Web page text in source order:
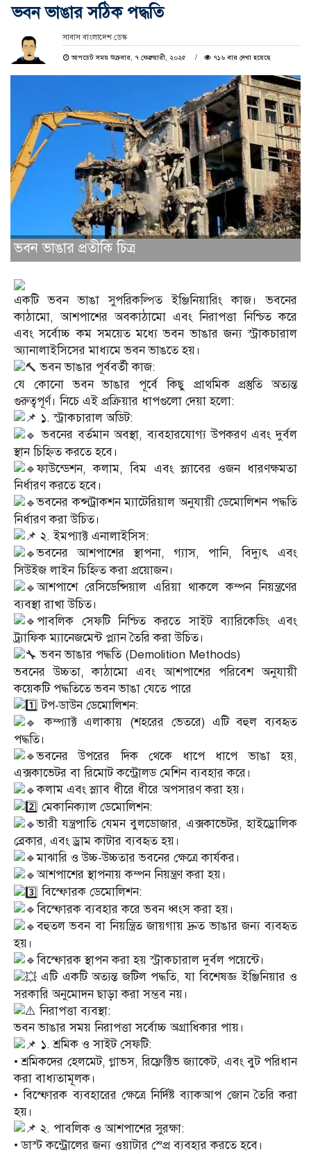
ভবন ভাঙার সঠিক পদ্ধতি
সাবাস বাংলাদেশ ডেস্ক
আপডেট সময় শুক্রবার, ৭ ফেব্রুয়ারী, ২০২৫ ৭১৬ বার দেখা হয়েছে
ভবন ভাঙার প্রতীকি চিত্র
একটি ভবন ভাঙা সুপরিকল্পিত ইঞ্জিনিয়ারিং কাজ। ভবনের
কাঠামো, আশপাশের অবকাঠামো এবং নিরাপত্তা নিশ্চিত করে
এবং সর্বোচ্চ কম সময়েত মধ্যে ভবন ভাঙার জন্য স্ট্রাকচারাল
অ্যানালাইসিসের মাধ্যমে ভবন ভাঙতে হয়।
ভবন ভাঙার পূর্ববর্তী কাজ:
যে কোনো ভবন ভাঙার পূর্বে কিছু প্রাথমিক প্রস্তুতি অত্যন্ত
গুরুত্বপূর্ণ। নিচে এই প্রক্রিয়ার ধাপগুলো দেয়া হলো:
১. স্ট্রাকচারাল অডিট:
ভবনের বর্তমান অবস্থা, ব্যবহারযোগ্য উপকরণ এবং দুর্বল
স্থান চিহ্নিত করতে হবে।
ফাউন্ডেশন, কলাম, বিম এবং স্ল্যাবের ওজন ধারণক্ষমতা
নির্ধারণ করতে হবে।
ভবনের কন্সট্রাকশন ম্যাটেরিয়াল অনুযায়ী ডেমোলিশন পদ্ধতি
নির্ধারণ করা উচিত।
২. ইমপ্যাক্ট এনালাইসিস:
ভবনের আশপাশের স্থাপনা, গ্যাস, পানি, বিদ্যুৎ এবং
সিউইজ লাইন চিহ্নিত করা প্রয়োজন।
আশপাশে রেসিডেন্সিয়াল এরিয়া থাকলে কম্পন নিয়ন্ত্রণের
ব্যবস্থা রাখা উচিত।
পাবলিক সেফটি নিশ্চিত করতে সাইট ব্যারিকেডিং এবং
ট্র্যাফিক ম্যানেজমেন্ট প্ল্যান তৈরি করা উচিত।
ভবন ভাঙার পদ্ধতি (Demolition Methods)
ভবনের উচ্চতা, কাঠামো এবং আশপাশের পরিবেশ অনুযায়ী
কয়েকটি পদ্ধতিতে ভবন ভাঙা যেতে পারে
টপ-ডাউন ডেমোলিশন:
কম্প্যাক্ট এলাকায় (শহরের ভেতরে) এটি বহুল ব্যবহৃত
পদ্ধতি।
ভবনের উপরের দিক থেকে ধাপে ধাপে ভাঙা হয়,
এক্সকাভেটর বা রিমোট কন্ট্রোলড মেশিন ব্যবহার করে।
কলাম এবং স্ল্যাব ধীরে ধীরে অপসারণ করা হয়।
মেকানিক্যাল ডেমোলিশন:
ভারী যন্ত্রপাতি যেমন বুলডোজার, এক্সকাভেটর, হাইড্রোলিক
ব্রেকার, এবং ড্রাম কাটার ব্যবহৃত হয়।
মাঝারি ও উচ্চ-উচ্চতার ভবনের ক্ষেত্রে কার্যকর।
আশপাশের স্থাপনায় কম্পন নিয়ন্ত্রণ করা হয়।
বিস্ফোরক ডেমোলিশন:
বিস্ফোরক ব্যবহার করে ভবন ধ্বংস করা হয়।
বহুতল ভবন বা নিয়ন্ত্রিত জায়গায় দ্রুত ভাঙার জন্য ব্যবহৃত
হয়।
বিস্ফোরক স্থাপন করা হয় স্ট্রাকচারাল দুর্বল পয়েন্টে।
এটি একটি অত্যন্ত জটিল পদ্ধতি, যা বিশেষজ্ঞ ইঞ্জিনিয়ার ও
সরকারি অনুমোদন ছাড়া করা সম্ভব নয়।
নিরাপত্তা ব্যবস্থা:
ভবন ভাঙার সময় নিরাপত্তা সর্বোচ্চ অগ্রাধিকার পায়।
১. শ্রমিক ও সাইট সেফটি:
• শ্রমিকদের হেলমেট, গ্লাভস, রিফ্লেক্টিভ জ্যাকেট, এবং বুট পরিধান
করা বাধ্যতামূলক।
• বিস্ফোরক ব্যবহারের ক্ষেত্রে নির্দিষ্ট ব্যাকআপ জোন তৈরি করা
হয়।
২. পাবলিক ও আশপাশের সুরক্ষা:
• ডাস্ট কন্ট্রোলের জন্য ওয়াটার স্প্রে ব্যবহার করতে হবে।